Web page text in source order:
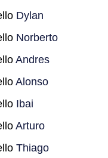
Dylan
Norberto
Andres
Alonso
Ibai
Arturo
Thiago